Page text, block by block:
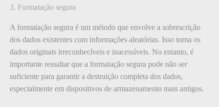
3. Formatação segura
A formatação segura é um método que envolve a sobrescrição
dos dados existentes com informações aleatórias. Isso torna os
dados originais irreconhecíveis e inacessíveis. No entanto, é
importante ressaltar que a formatação segura pode não ser
suficiente para garantir a destruição completa dos dados,
especialmente em dispositivos de armazenamento mais antigos.